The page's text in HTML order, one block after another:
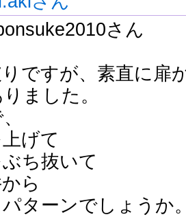
さん
ですが、素直に扉
ました。
上げて
ぶち抜いて
ら
ターンでしょうか